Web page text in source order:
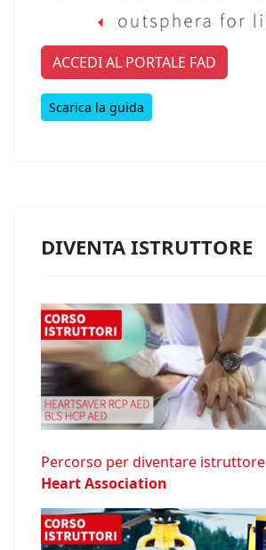
ACCEDI AL PORTALE FAD
Scarica la guida
DIVENTA ISTRUTTORE
Percorso per diventare istruttore
Heart Association